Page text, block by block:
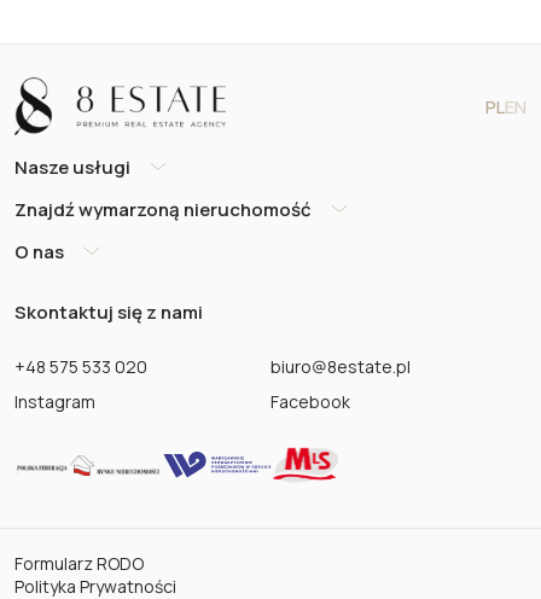
PLEN
Nasze usługi
Znajdź wymarzoną nieruchomość
O nas
Skontaktuj się z nami
+48 575 533 020
biuro@8estate.pl
Instagram
Facebook
Formularz RODO
Polityka Prywatności